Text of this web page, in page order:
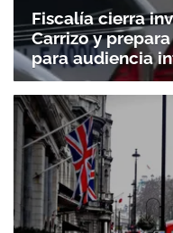
Fiscalía cierra
Carrizo y
para audiencia